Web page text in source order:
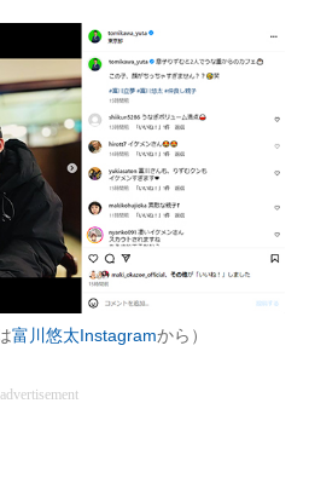
富川悠太Instagramから）
advertisement